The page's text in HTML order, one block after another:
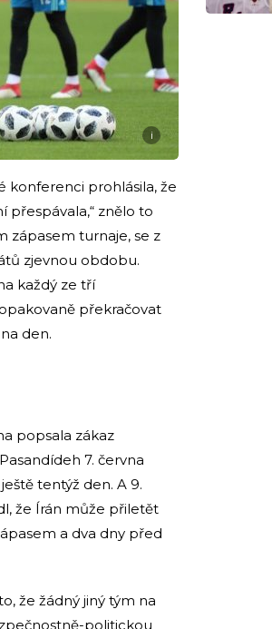
i
konferenci prohlásila, že
přespávala,“ znělo to
zápasem turnaje, se z
zjevnou obdobu.
každý ze tří
překračovat
den.
popsala zákaz
7. června
tentýž den. A 9.
že Írán může přiletět
a dva dny před
že žádný jiný tým na
politickou